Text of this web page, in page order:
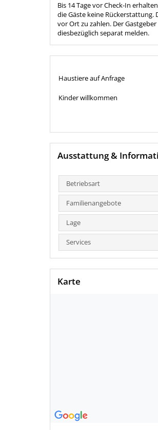
Bis 14 Tage vor Check-In
die Gäste keine
vor Ort zu zahlen. Der
diesbezüglich separat melden.
Haustiere auf Anfrage
Kinder willkommen
Ausstattung &
Betriebsart
Familienangebote
Lage
Services
Karte